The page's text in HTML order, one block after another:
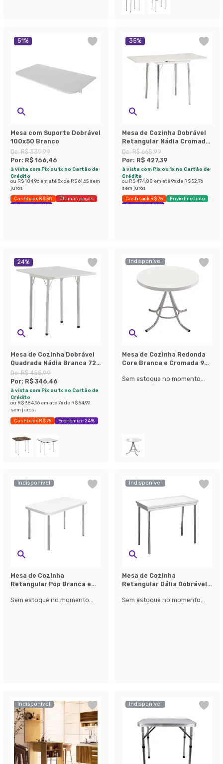
51%
Mesa com Suporte Dobrável
100x50 Branco
De:R$ 339,99
Por: R$ 166,46
à vista com Pix ou 1x no Cartão de
Crédito
ou R$ 184,96 em até3x de R$ 61,65 sem
juros
Cashback R$ 30
Últimas peças
Economize 51%
35%
Mesa de Cozinha Dobrável
Retangular Nádia Cromada
120 cm
De:R$ 665,99
Por: R$ 427,39
à vista com Pix ou 1x no Cartão de
Crédito
ou R$ 474,88 em até9x de R$ 52,76
sem juros
Cashback R$ 75
Envio Imediato
Economize 35%
24%
Mesa de Cozinha Dobrável
Quadrada Nádia Branca 72
cm
De:R$ 455,99
Por: R$ 346,46
à vista com Pix ou 1x no Cartão de
Crédito
ou R$ 384,96 em até7x de R$ 54,99
sem juros
Cashback R$ 75 Economize 24%
Indisponível
Mesa de Cozinha Redonda
Core Branca e Cromada 90
Sem estoque no momento...
Indisponível
Mesa de Cozinha
Retangular Pop Branca e
Sem estoque no momento...
Indisponível
Mesa de Cozinha
Retangular Dália Dobrável
Sem estoque no momento...
Indisponível Indisponível